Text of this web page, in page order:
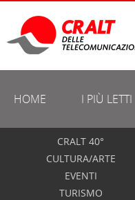
HOME I PIÙ LETTI
CRALT 40°
CULTURA/ARTE
EVENTI
TURISMO